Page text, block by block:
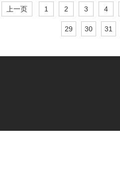
上一页 1 2 3 4
29 30 31